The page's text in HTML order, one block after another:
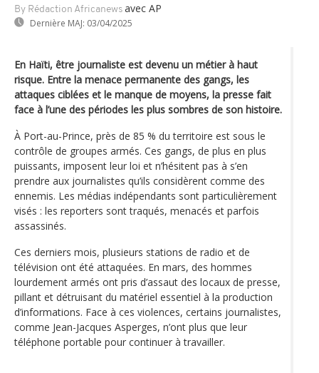
By Rédaction Africanews avec AP
Dernière MAJ: 03/04/2025
En Haïti, être journaliste est devenu un métier à haut
risque. Entre la menace permanente des gangs, les
attaques ciblées et le manque de moyens, la presse fait
face à l’une des périodes les plus sombres de son histoire.
À Port-au-Prince, près de 85 % du territoire est sous le
contrôle de groupes armés. Ces gangs, de plus en plus
puissants, imposent leur loi et n’hésitent pas à s’en
prendre aux journalistes qu’ils considèrent comme des
ennemis. Les médias indépendants sont particulièrement
visés : les reporters sont traqués, menacés et parfois
assassinés.
Ces derniers mois, plusieurs stations de radio et de
télévision ont été attaquées. En mars, des hommes
lourdement armés ont pris d’assaut des locaux de presse,
pillant et détruisant du matériel essentiel à la production
d’informations. Face à ces violences, certains journalistes,
comme Jean-Jacques Asperges, n’ont plus que leur
téléphone portable pour continuer à travailler.